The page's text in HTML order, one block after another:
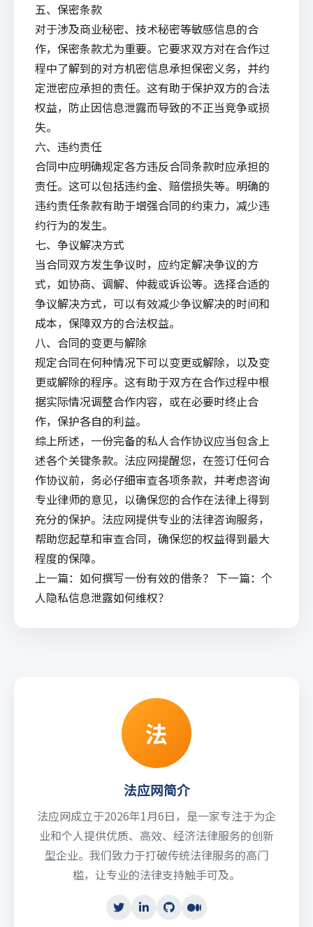
五、保密条款
对于涉及商业秘密、技术秘密等敏感信息的合
作，保密条款尤为重要。它要求双方对在合作过
程中了解到的对方机密信息承担保密义务，并约
定泄密应承担的责任。这有助于保护双方的合法
权益，防止因信息泄露而导致的不正当竞争或损
失。
六、违约责任
合同中应明确规定各方违反合同条款时应承担的
责任。这可以包括违约金、赔偿损失等。明确的
违约责任条款有助于增强合同的约束力，减少违
约行为的发生。
七、争议解决方式
当合同双方发生争议时，应约定解决争议的方
式，如协商、调解、仲裁或诉讼等。选择合适的
争议解决方式，可以有效减少争议解决的时间和
成本，保障双方的合法权益。
八、合同的变更与解除
规定合同在何种情况下可以变更或解除，以及变
更或解除的程序。这有助于双方在合作过程中根
据实际情况调整合作内容，或在必要时终止合
作，保护各自的利益。
综上所述，一份完备的私人合作协议应当包含上
述各个关键条款。 法应网提醒您，在签订任何合
作协议前，务必仔细审查各项条款，并考虑咨询
专业律师的意见，以确保您的合作在法律上得到
充分的保护。法应网提供专业的法律咨询服务，
帮助您起草和审查合同，确保您的权益得到最大
程度的保障。
上一篇： 如何撰写一份有效的借条？ 下一篇： 个
人隐私信息泄露如何维权？
法
法应网简介
法应网成立于2026年1月6日，是一家专注于为企
业和个人提供优质、高效、经济法律服务的创新
型企业。我们致力于打破传统法律服务的高门
槛，让专业的法律支持触手可及。